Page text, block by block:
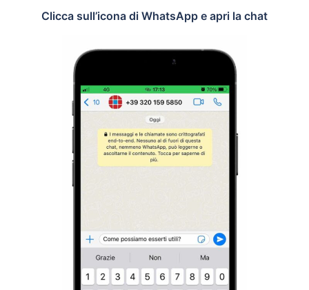
Clicca sull’icona di WhatsApp e apri la chat